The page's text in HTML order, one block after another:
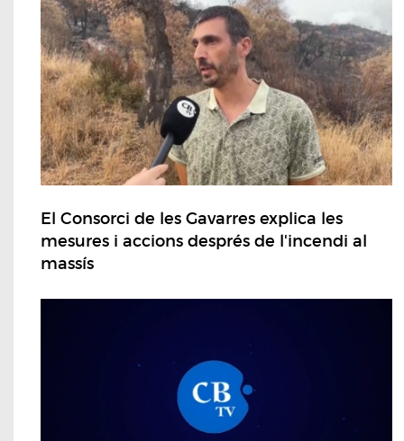
El Consorci de les Gavarres explica les
mesures i accions després de l'incendi al
massís